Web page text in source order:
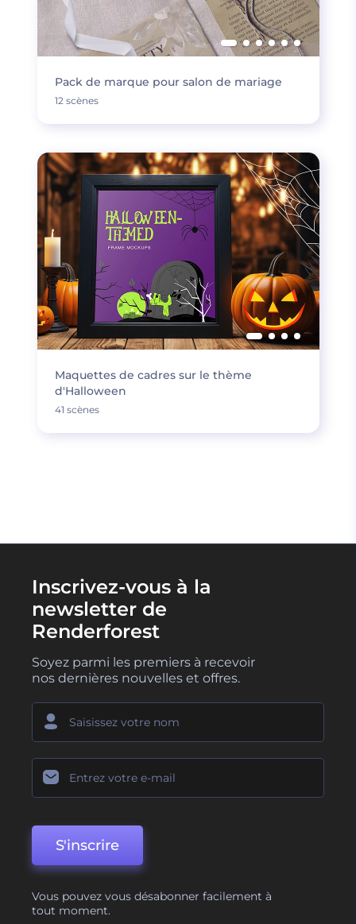
Pack de marque pour salon de mariage
12 scènes
Maquettes de cadres sur le thème
d'Halloween
41 scènes
Inscrivez-vous à la
newsletter de
Renderforest
Soyez parmi les premiers à recevoir
nos dernières nouvelles et offres.
S'inscrire
Vous pouvez vous désabonner facilement à
tout moment.